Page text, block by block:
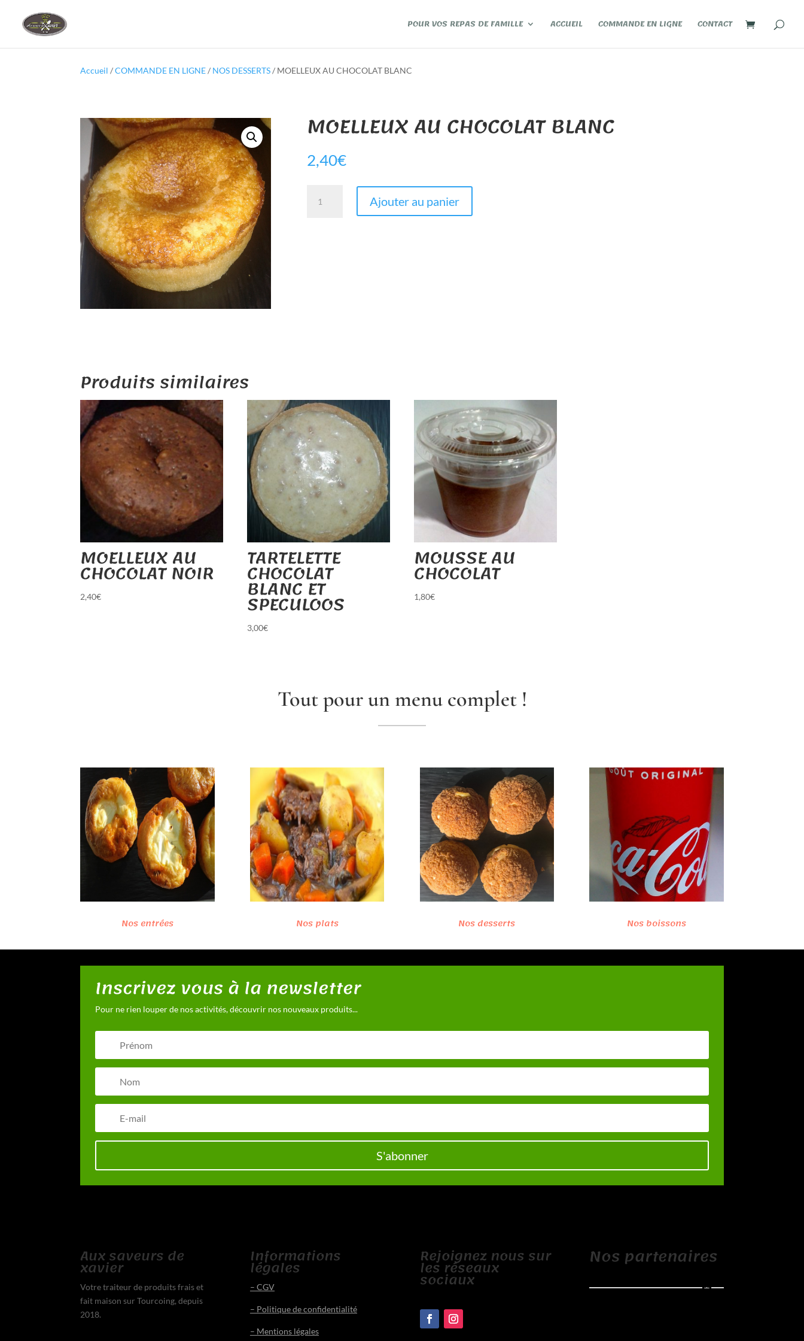
POUR VOS REPAS DE FAMILLE ACCUEIL COMMANDE EN LIGNE CONTACT
Accueil /COMMANDE EN LIGNE/ NOS DESSERTS/ MOELLEUX AU CHOCOLAT BLANC
MOELLEUX AU CHOCOLAT BLANC
2,40€
Ajouter au panier
Produits similaires
MOELLEUX AU
CHOCOLAT NOIR
2,40€
TARTELETTE
CHOCOLAT
BLANC ET
SPECULOOS
3,00€
MOUSSE AU
CHOCOLAT
1,80€
Tout pour un menu complet !
Nos entrées Nos plats Nos desserts Nos boissons
Inscrivez vous à la newsletter
Pour ne rien louper de nos activités, découvrir nos nouveaux produits...
S'abonner
Aux saveurs de
xavier
Votre traiteur de produits frais et
fait maison sur Tourcoing, depuis
2018.
Informations
légales
– CGV
– Politique de confidentialité
– Mentions légales
Rejoignez nous sur
les réseaux
sociaux
Nos partenaires